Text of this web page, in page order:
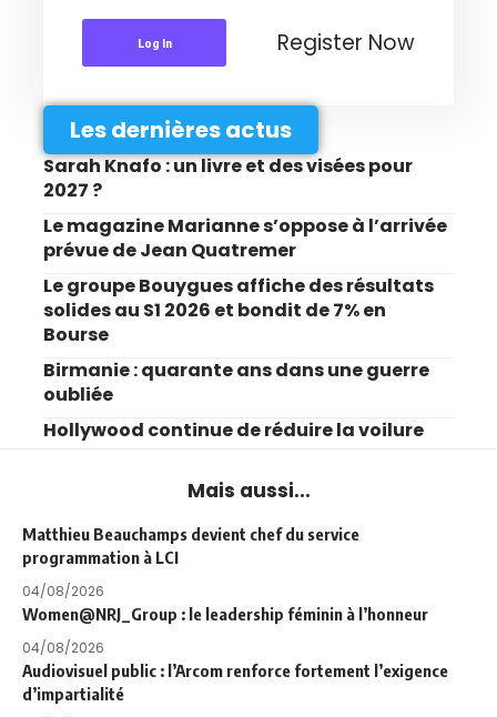
Log In Register Now
Les dernières actus
Sarah Knafo : un livre et des visées pour
2027 ?
Le magazine Marianne s’oppose à l’arrivée
prévue de Jean Quatremer
Le groupe Bouygues affiche des résultats
solides au S1 2026 et bondit de 7% en
Bourse
Birmanie : quarante ans dans une guerre
oubliée
Hollywood continue de réduire la voilure
Mais aussi...
Matthieu Beauchamps devient chef du service
programmation à LCI
04/08/2026
Women@NRJ_Group : le leadership féminin à l’honneur
04/08/2026
Audiovisuel public : l’Arcom renforce fortement l’exigence
d’impartialité